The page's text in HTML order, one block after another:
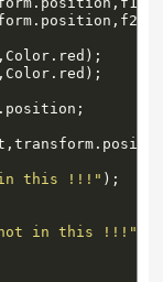
in this !!!" );
not in this !!!"